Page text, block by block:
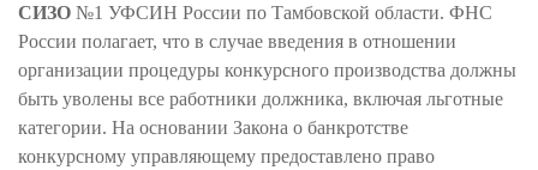
СИЗО №1 УФСИН России по Тамбовской области. ФНС
России полагает, что в случае введения в отношении
организации процедуры конкурсного производства должны
быть уволены все работники должника, включая льготные
категории. На основании Закона о банкротстве
конкурсному управляющему предоставлено право